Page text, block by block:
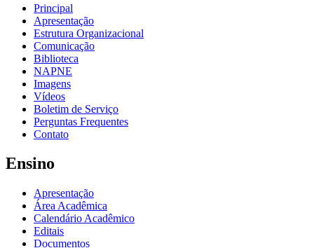
Principal
Apresentação
Estrutura Organizacional
Comunicação
Biblioteca
NAPNE
Imagens
Vídeos
Boletim de Serviço
Perguntas Frequentes
Contato
Ensino
Apresentação
Área Acadêmica
Calendário Acadêmico
Editais
Documentos